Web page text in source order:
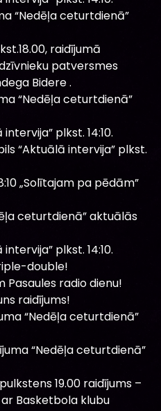
“Nedēļa ceturtdienā”
raidījumā
patversmes
Bidere .
“Nedēļa ceturtdienā”
plkst. 14:10.
“Aktuālā intervija” plkst.
„Solītajam pa pēdām”
ceturtdienā” aktuālās
plkst. 14:10.
double!
Pasaules radio dienu!
raidījums!
“Nedēļa ceturtdienā”
“Nedēļa ceturtdienā”
19.00 raidījums –
Basketbola klubu